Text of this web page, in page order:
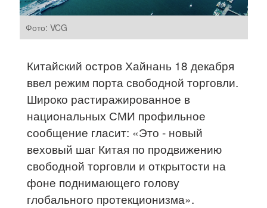
Фото: VCG
Китайский остров Хайнань 18 декабря
ввел режим порта свободной торговли.
Широко растиражированное в
национальных СМИ профильное
сообщение гласит: «Это - новый
веховый шаг Китая по продвижению
свободной торговли и открытости на
фоне поднимающего голову
глобального протекционизма».